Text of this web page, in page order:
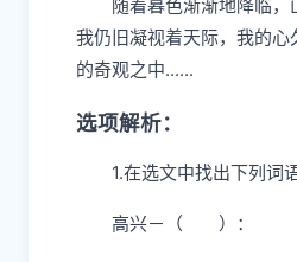
随着暮色渐渐地降临，
我仍旧凝视着天际，我的心
的奇观之中......
选项解析：
1.在选文中找出下列词
高兴－（ ）：